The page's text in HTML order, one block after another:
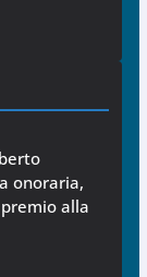
onoraria,
alla